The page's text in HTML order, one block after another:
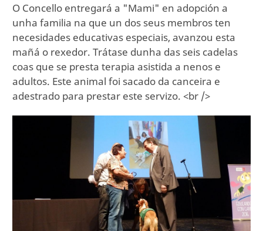
O Concello entregará a "Mami" en adopción a
unha familia na que un dos seus membros ten
necesidades educativas especiais, avanzou esta
mañá o rexedor. Trátase dunha das seis cadelas
coas que se presta terapia asistida a nenos e
adultos. Este animal foi sacado da canceira e
adestrado para prestar este servizo. <br />